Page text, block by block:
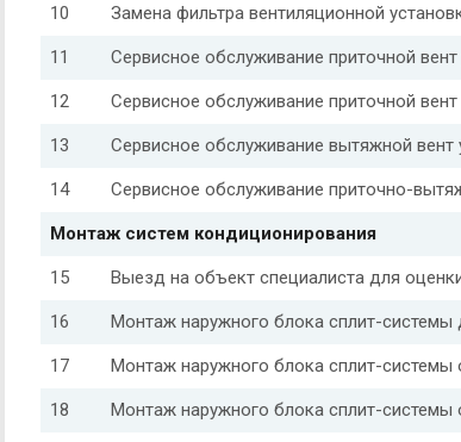
10 Замена фильтра вентиляционной
11 Сервисное обслуживание приточной
12 Сервисное обслуживание приточной
13 Сервисное обслуживание вытяжной вент
14 Сервисное обслуживание приточно-
Монтаж систем кондиционирования
15 Выезд на объект специалиста для
16 Монтаж наружного блока сплит-системы
17 Монтаж наружного блока сплит-системы
18 Монтаж наружного блока сплит-системы